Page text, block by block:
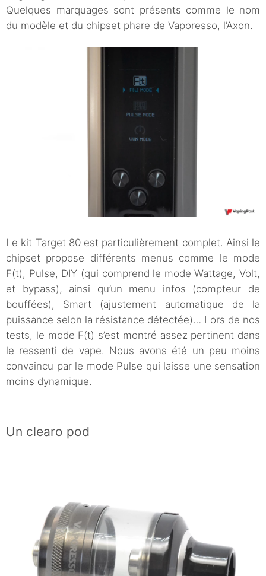
Quelques marquages sont présents comme le nom
du modèle et du chipset phare de Vaporesso, l’Axon.
Le kit Target 80 est particulièrement complet. Ainsi le
chipset propose différents menus comme le mode
F(t), Pulse, DIY (qui comprend le mode Wattage, Volt,
et bypass), ainsi qu’un menu infos (compteur de
bouffées), Smart (ajustement automatique de la
puissance selon la résistance détectée)… Lors de nos
tests, le mode F(t) s’est montré assez pertinent dans
le ressenti de vape. Nous avons été un peu moins
convaincu par le mode Pulse qui laisse une sensation
moins dynamique.
Un clearo pod